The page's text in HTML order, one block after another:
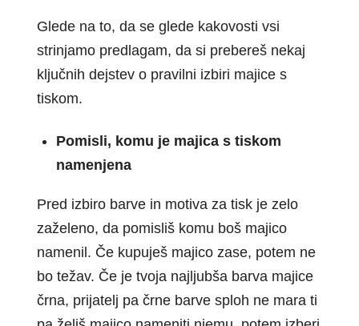
Glede na to, da se glede kakovosti vsi
strinjamo predlagam, da si prebereš nekaj
ključnih dejstev o pravilni izbiri majice s
tiskom.
Pomisli, komu je majica s tiskom
namenjena
Pred izbiro barve in motiva za tisk je zelo
zaželeno, da pomisliš komu boš majico
namenil. Če kupuješ majico zase, potem ne
bo težav. Če je tvoja najljubša barva majice
črna, prijatelj pa črne barve sploh ne mara ti